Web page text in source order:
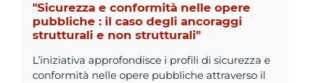
"Sicurezza e conformità nelle opere
pubbliche : il caso degli ancoraggi
strutturali e non strutturali"
L’iniziativa approfondisce i profili di sicurezza e
conformità nelle opere pubbliche attraverso il